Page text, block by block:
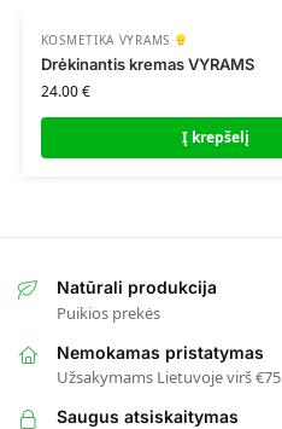
KOSMETIKA VYRAMS
Drėkinantis kremas VYRAMS
24.00€
Į krepšelį
Natūrali produkcija
Puikios prekės
Nemokamas pristatymas
Užsakymams Lietuvoje virš €75
Saugus atsiskaitymas